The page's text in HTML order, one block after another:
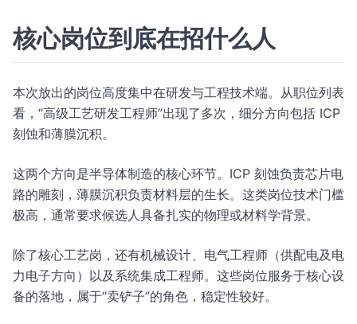
核心岗位到底在招什么人
本次放出的岗位高度集中在研发与工程技术端。从职位列表
看，“高级工艺研发工程师”出现了多次，细分方向包括 ICP
刻蚀和薄膜沉积。
这两个方向是半导体制造的核心环节。ICP 刻蚀负责芯片电
路的雕刻，薄膜沉积负责材料层的生长。这类岗位技术门槛
极高，通常要求候选人具备扎实的物理或材料学背景。
除了核心工艺岗，还有机械设计、电气工程师（供配电及电
力电子方向）以及系统集成工程师。这些岗位服务于核心设
备的落地，属于“卖铲子”的角色，稳定性较好。